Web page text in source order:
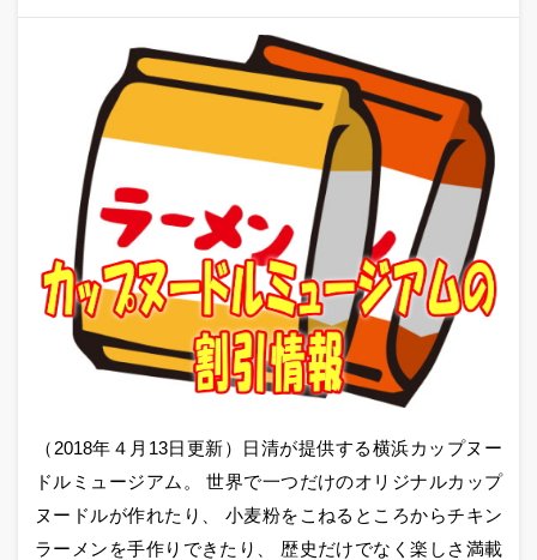
（2018年４月13日更新）日清が提供する横浜カップヌー
ドルミュージアム。 世界で一つだけのオリジナルカップ
ヌードルが作れたり、 小麦粉をこねるところからチキン
ラーメンを手作りできたり、 歴史だけでなく楽しさ満載